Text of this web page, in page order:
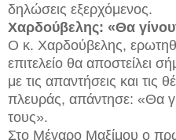
δηλώσεις εξερχόμενος.
Χαρδούβελης: «Θα
Ο κ. Χαρδούβελης,
επιτελείο θα αποστείλει
με τις απαντήσεις και τις
πλευράς, απάντησε: «Θα
τους».
Στο Μέγαρο Μαξίμου ο